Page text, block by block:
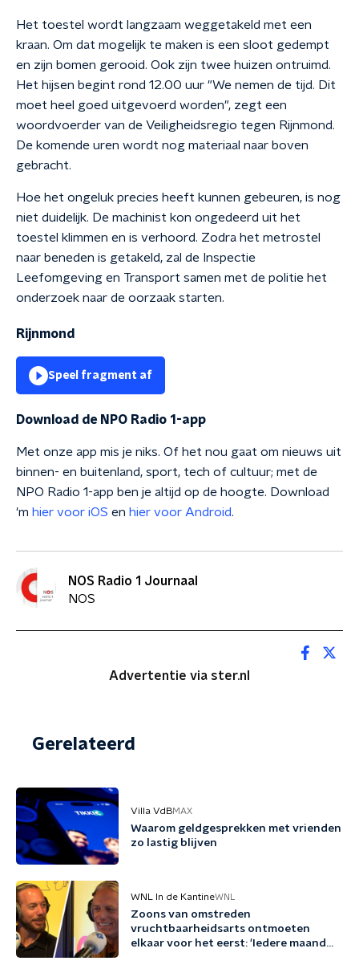
Het toestel wordt langzaam weggetakeld met een
kraan. Om dat mogelijk te maken is een sloot gedempt
en zijn bomen gerooid. Ook zijn twee huizen ontruimd.
Het hijsen begint rond 12.00 uur "We nemen de tijd. Dit
moet heel goed uitgevoerd worden", zegt een
woordvoerder van de Veiligheidsregio tegen Rijnmond.
De komende uren wordt nog materiaal naar boven
gebracht.
Hoe het ongeluk precies heeft kunnen gebeuren, is nog
niet duidelijk. De machinist kon ongedeerd uit het
toestel klimmen en is verhoord. Zodra het metrostel
naar beneden is getakeld, zal de Inspectie
Leefomgeving en Transport samen met de politie het
onderzoek naar de oorzaak starten.
Rijnmond
Speel fragment af
Download de NPO Radio 1-app
Met onze app mis je niks. Of het nou gaat om nieuws uit
binnen- en buitenland, sport, tech of cultuur; met de
NPO Radio 1-app ben je altijd op de hoogte. Download
'm hier voor iOS en hier voor Android.
NOS Radio 1 Journaal
NOS
Advertentie via ster.nl
Gerelateerd
Villa VdBMAX
Waarom geldgesprekken met vrienden
zo lastig blijven
WNL In de KantineWNL
Zoons van omstreden
vruchtbaarheidsarts ontmoeten
elkaar voor het eerst: 'Iedere maand